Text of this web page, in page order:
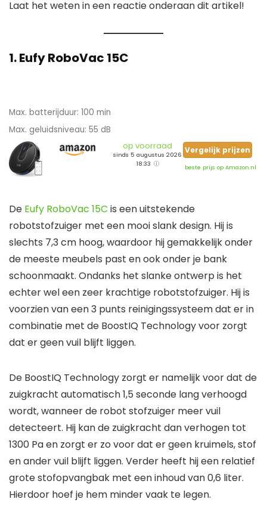
Laat het weten in een reactie onderaan dit artikel!
1. Eufy RoboVac 15C
Max. batterijduur: 100 min
Max. geluidsniveau: 55 dB
op voorraad
sinds 5 augustus 2026
18:33
Vergelijk prijzen
beste prijs op Amazon.nl
De Eufy RoboVac 15C is een uitstekende
robotstofzuiger met een mooi slank design. Hij is
slechts 7,3 cm hoog, waardoor hij gemakkelijk onder
de meeste meubels past en ook onder je bank
schoonmaakt. Ondanks het slanke ontwerp is het
echter wel een zeer krachtige robotstofzuiger. Hij is
voorzien van een 3 punts reinigingssysteem dat er in
combinatie met de BoostIQ Technology voor zorgt
dat er geen vuil blijft liggen.
De BoostIQ Technology zorgt er namelijk voor dat de
zuigkracht automatisch 1,5 seconde lang verhoogd
wordt, wanneer de robot stofzuiger meer vuil
detecteert. Hij kan de zuigkracht dan verhogen tot
1300 Pa en zorgt er zo voor dat er geen kruimels, stof
en ander vuil blijft liggen. Verder heeft hij een relatief
grote stofopvangbak met een inhoud van 0,6 liter.
Hierdoor hoef je hem minder vaak te legen.